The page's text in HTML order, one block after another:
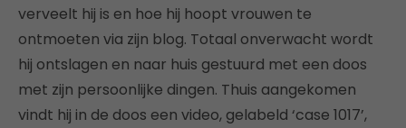
verveelt hij is en hoe hij hoopt vrouwen te
ontmoeten via zijn blog. Totaal onverwacht wordt
hij ontslagen en naar huis gestuurd met een doos
met zijn persoonlijke dingen. Thuis aangekomen
vindt hij in de doos een video, gelabeld ‘case 1017’,